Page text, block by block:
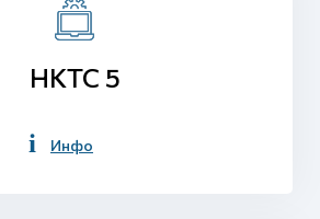
НКТС 5
Инфо